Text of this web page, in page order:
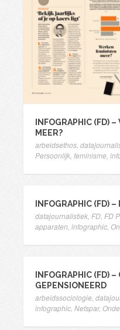
INFOGRAPHIC (FD)
MEER?
arbeidsethos
Persoonlijk feminisme
INFOGRAPHIC (FD)
datajournalistiek FD FD
apparaten infographic
INFOGRAPHIC (FD)
GEPENSIONEERD
arbeidssociologie
infographic Netspar,